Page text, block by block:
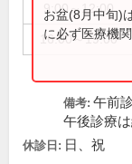
9:00～12:00
16:00～19:00
お盆(8月中旬)
に必ず医療機
備考: 午前
午後診療
休診日: 日、祝